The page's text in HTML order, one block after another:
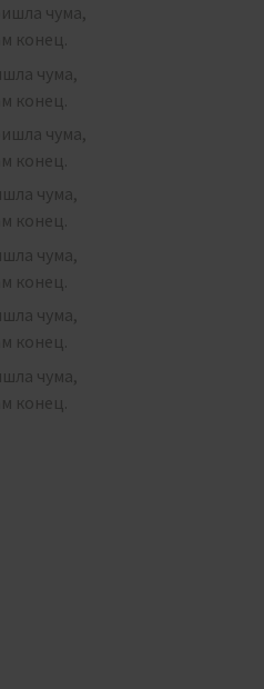
чума,
конец.
чума,
конец.
чума,
конец.
чума,
конец.
чума,
конец.
чума,
конец.
чума,
конец.